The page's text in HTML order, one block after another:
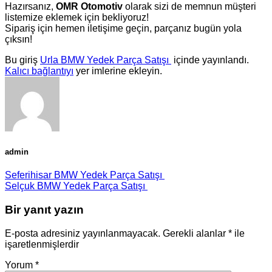
Hazırsanız, OMR Otomotiv olarak sizi de memnun müşteri
listemize eklemek için bekliyoruz!
Sipariş için hemen iletişime geçin, parçanız bugün yola
çıksın!
Bu giriş Urla BMW Yedek Parça Satışı içinde yayınlandı.
Kalıcı bağlantıyı yer imlerine ekleyin.
admin
Seferihisar BMW Yedek Parça Satışı
Selçuk BMW Yedek Parça Satışı
Bir yanıt yazın
E-posta adresiniz yayınlanmayacak. Gerekli alanlar * ile
işaretlenmişlerdir
Yorum *